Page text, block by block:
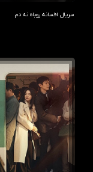
سریال افسانه روباه نه دم